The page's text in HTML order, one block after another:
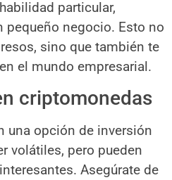
particular,
pequeño negocio. Esto no
sino que también te
el mundo empresarial.
criptomonedas
una opción de inversión
volátiles, pero pueden
Asegúrate de